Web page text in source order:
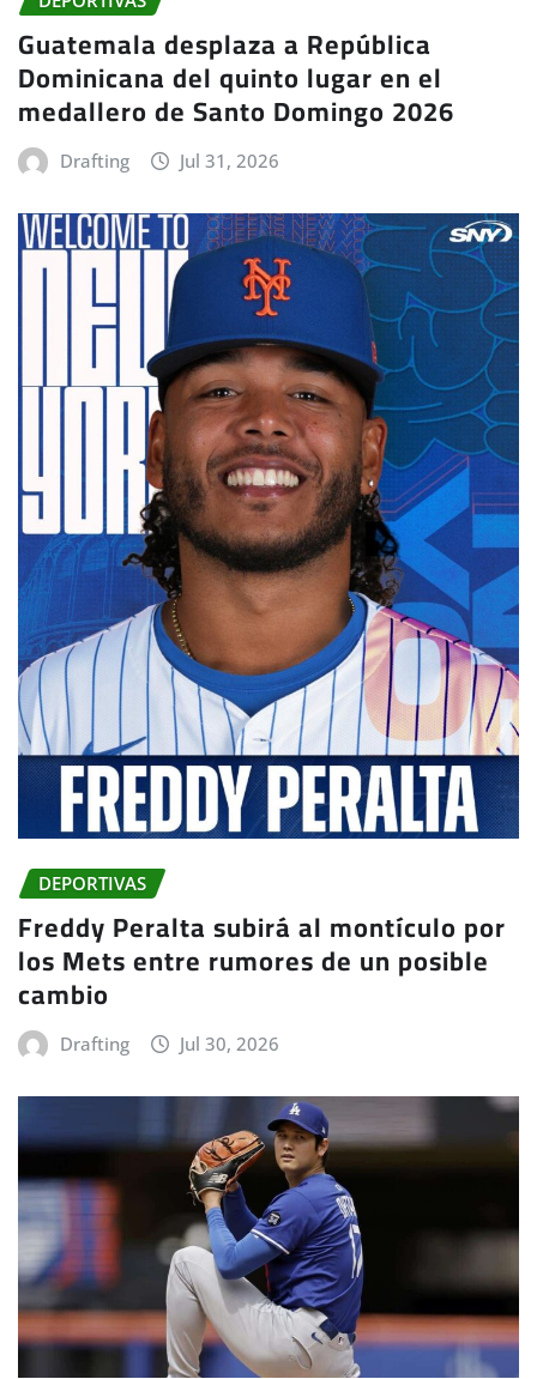
Guatemala desplaza a República
Dominicana del quinto lugar en el
medallero de Santo Domingo 2026
Drafting Jul 31, 2026
DEPORTIVAS
Freddy Peralta subirá al montículo por
los Mets entre rumores de un posible
cambio
Drafting Jul 30, 2026